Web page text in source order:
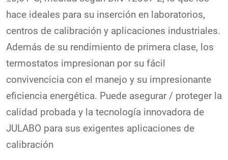
hace ideales para su inserción en laboratorios,
centros de calibración y aplicaciones industriales.
Además de su rendimiento de primera clase, los
termostatos impresionan por su fácil
convivencicia con el manejo y su impresionante
eficiencia energética. Puede asegurar / proteger la
calidad probada y la tecnología innovadora de
JULABO para sus exigentes aplicaciones de
calibración